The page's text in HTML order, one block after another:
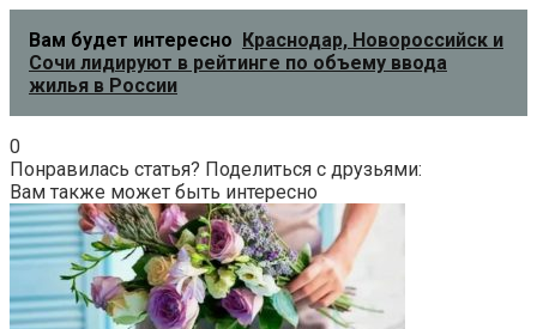
Вам будет интересно
Краснодар, Новороссийск и
Сочи лидируют в рейтинге по объему ввода
жилья в России
0
Понравилась статья? Поделиться с друзьями:
Вам также может быть интересно